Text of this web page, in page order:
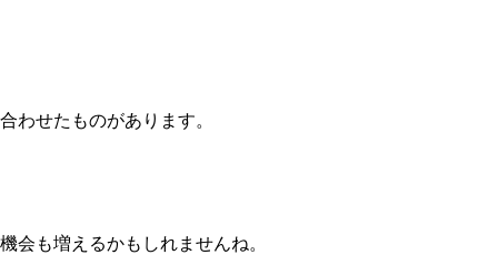
わせたものがあります。
会も増えるかもしれませんね。